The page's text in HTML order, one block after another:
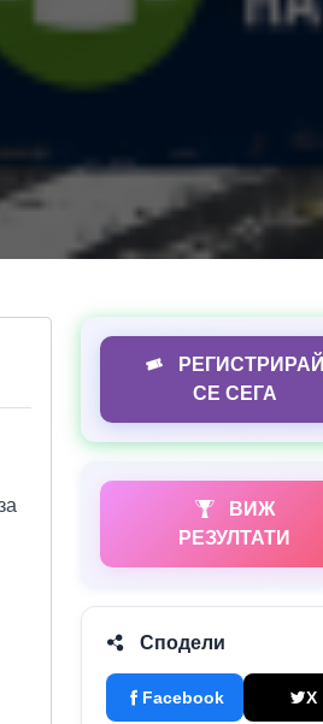
РЕГИСТРИРАЙ
СЕ СЕГА
ВИЖ
РЕЗУЛТАТИ
Сподели
Facebook X